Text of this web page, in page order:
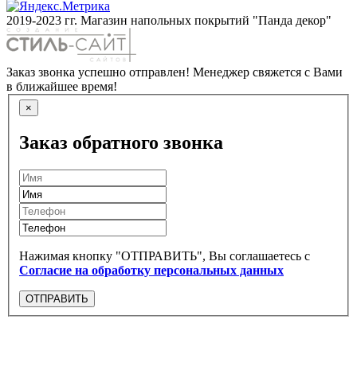
2019-2023 гг. Магазин напольных покрытий "Панда декор"
Заказ звонка успешно отправлен! Менеджер свяжется с Вами
в ближайшее время!
×
Заказ обратного звонка
Нажимая кнопку "ОТПРАВИТЬ", Вы соглашаетесь с
Согласие на обработку персональных данных
ОТПРАВИТЬ